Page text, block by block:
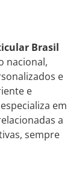
Brasil
nacional,
e
e
em
a
sempre